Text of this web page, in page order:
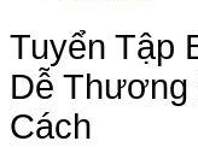
Tuyển Tập
Dễ
Cách